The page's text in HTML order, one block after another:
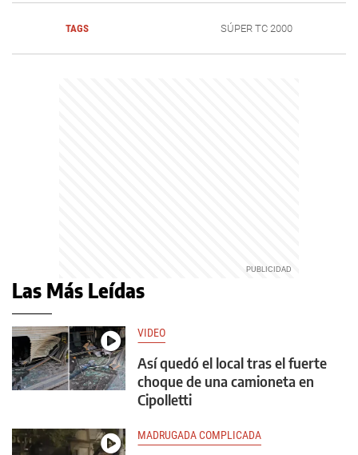
TAGS SÚPER TC 2000
Las Más Leídas
VIDEO
Así quedó el local tras el fuerte
choque de una camioneta en
Cipolletti
MADRUGADA COMPLICADA